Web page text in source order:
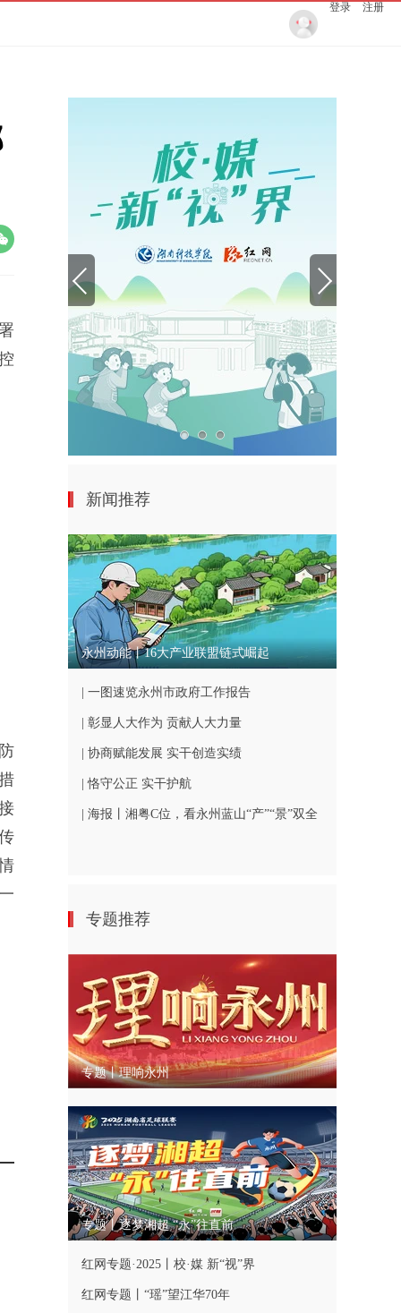
登录 注册
新闻推荐
永州动能丨16大产业联盟链式崛起
| 一图速览永州市政府工作报告
| 彰显人大作为 贡献人大力量
| 协商赋能发展 实干创造实绩
| 恪守公正 实干护航
| 海报丨湘粤C位，看永州蓝山“产”“景”双全
专题推荐
专题丨理响永州
专题丨逐梦湘超 “永”往直前
红网专题·2025丨校·媒 新“视”界
红网专题丨“瑶”望江华70年